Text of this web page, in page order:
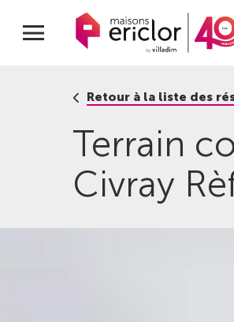
Retour à la liste des
Terrain
Civray